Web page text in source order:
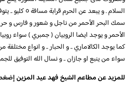
السلام . و يبعد عن
سمك البحر الأحمر من ناجل و شعور و فارس و
الأحمر و يوجد ايضا الروبيان ( جمبري ) سواء
كما يوجد الكالاماري .. و الحبار .. و انواع مختلفة
سواء من ينبع او جازان .. و نسال الله التوفيق
للمزيد عن مطاعم الشيخ فهد عيد المزين